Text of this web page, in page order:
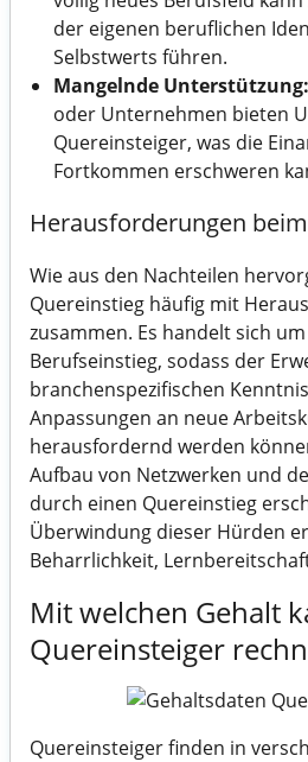
der eigenen beruflichen
Selbstwerts führen.
Mangelnde Unterstützung:
oder Unternehmen bieten
Quereinsteiger, was die
Fortkommen erschweren
Herausforderungen
Wie aus den Nachteilen
Quereinstieg häufig mit
zusammen. Es handelt sich
Berufseinstieg, sodass der
branchenspezifischen
Anpassungen an neue
herausfordernd werden
Aufbau von Netzwerken und
durch einen Quereinstieg
Überwindung dieser Hürden
Beharrlichkeit,
Mit welchen Gehalt
Quereinsteiger
Quereinsteiger finden in